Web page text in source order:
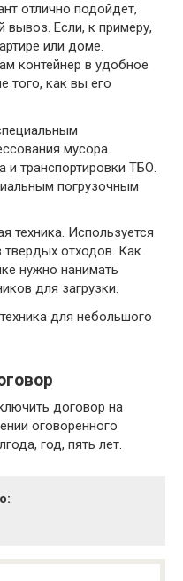
отлично подойдет,
Если, к примеру,
или доме.
контейнер в удобное
того, как вы его
мусора.
и транспортировки ТБО.
погрузочным
техника. Используется
отходов. Как
нужно нанимать
для загрузки.
для небольшого
договор на
оговоренного
год, пять лет.